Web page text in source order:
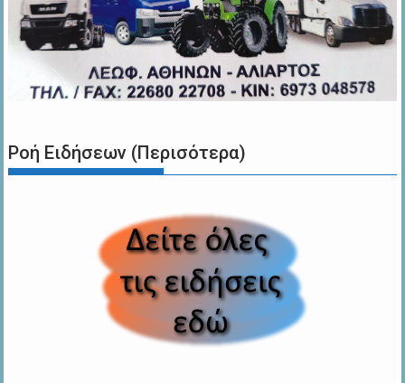
Ροή Ειδήσεων (Περισότερα)